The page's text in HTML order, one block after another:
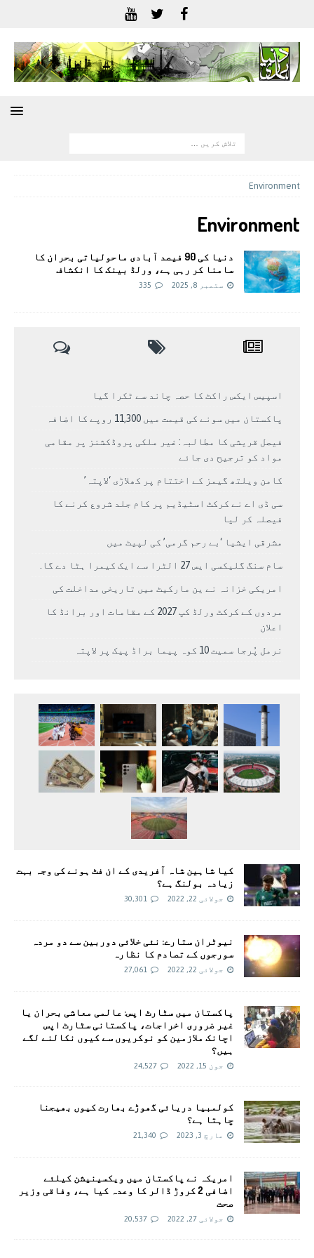
Environment
Environment
دنیا کی 90 فیصد آبادی ماحولیاتی بحران کا
سامنا کر رہی ہے، ورلڈ بینک کا انکشاف
ستمبر 8, 2025 335
اسپیس ایکس راکٹ کا حصہ چاند سے ٹکرا گیا
پاکستان میں سونے کی قیمت میں 11,300 روپے کا اضافہ
فیصل قریشی کا مطالبہ: غیر ملکی پروڈکشنز پر مقامی
مواد کو ترجیح دی جائے
کامن ویلتھ گیمز کے اختتام پر کھلاڑی ‘لاپتہ’
سی ڈی اے نے کرکٹ اسٹیڈیم پر کام جلد شروع کرنے کا
فیصلہ کر لیا
مشرقی ایشیا ‘بے رحم گرمی’ کی لپیٹ میں
سام سنگ گلیکسی ایس 27 الٹرا سے ایک کیمرا ہٹا دے گا.
امریکی خزانہ نے ین مارکیٹ میں تاریخی مداخلت کی
مردوں کے کرکٹ ورلڈ کپ 2027 کے مقامات اور برانڈ کا
اعلان
نرمل پُرجا سمیت 10 کوہ پیما براڈ پیک پر لاپتہ
کیا شاہین شاہ آفریدی کے ان فٹ ہونے کی وجہ بہت
زیادہ بولنگ ہے؟
جولائی 22, 2022 30,301
نیوٹران ستارے: نئی خلائی دوربین سے دو مردہ
سورجوں کے تصادم کا نظارہ
جولائی 22, 2022 27,061
پاکستان میں سٹارٹ اپس: عالمی معاشی بحران یا
غیر ضروری اخراجات، پاکستانی سٹارٹ اپس
اچانک ملازمین کو نوکریوں سے کیوں نکالنے لگے
ہیں؟
جون 15, 2022 24,527
کولمبیا دریائی گھوڑے بھارت کیوں بھیجنا
چاہتا ہے؟
مارچ 3, 2023 21,340
امريکہ نے پاکستان میں ویکسینیشن کیلئے
اضافی 2 کروڑ ڈالر کا وعدہ کیا ہے، وفاقی وزیر
صحت
جولائی 27, 2022 20,537